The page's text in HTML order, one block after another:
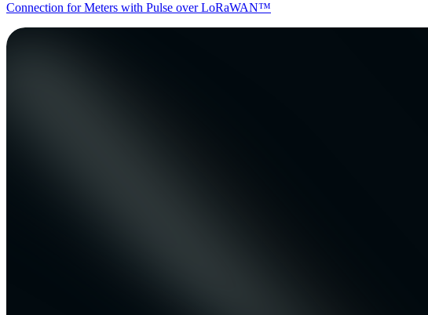
Connection for Meters with Pulse over LoRaWAN™